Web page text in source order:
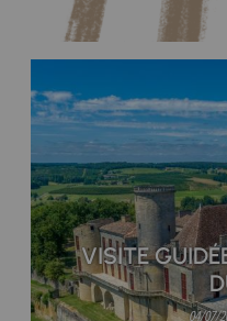
VISITE
04/07/